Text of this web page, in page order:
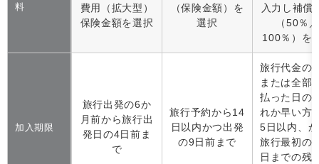
料
費用（拡大型）
保険金額を選択
（保険金額）を
選択
入力し補償
（50％／
100％）を
加入期限
旅行出発の6か
月前から旅行出
発日の4日前ま
で
旅行予約から14
日以内かつ出発
の9日前まで
旅行代金の
または全部
払った日の
れか早い方
5日以内、
旅行最初の
日までの残